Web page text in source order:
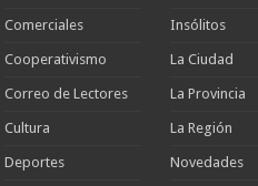
Comerciales
Cooperativismo
Correo de Lectores
Cultura
Deportes
Insólitos
La Ciudad
La Provincia
La Región
Novedades